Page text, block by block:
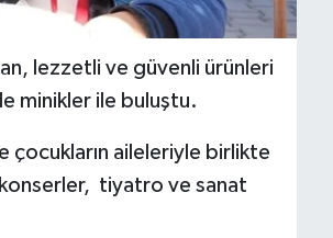
lezzetli ve güvenli ürünleri
minikler ile buluştu.
çocukların aileleriyle birlikte
tiyatro ve sanat